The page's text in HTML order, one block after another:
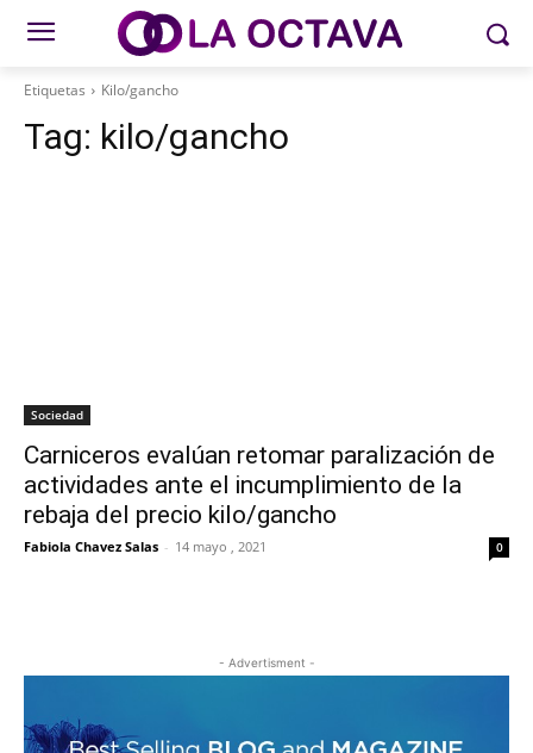
Etiquetas Kilo/gancho
Tag: kilo/gancho
Sociedad
Carniceros evalúan retomar paralización de
actividades ante el incumplimiento de la
rebaja del precio kilo/gancho
Fabiola Chavez Salas - 14 mayo , 2021 0
- Advertisment -